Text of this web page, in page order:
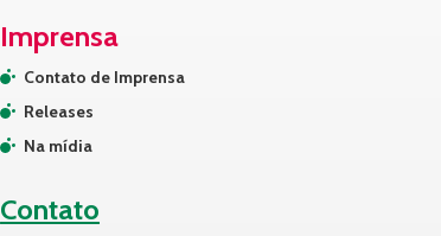
Imprensa
Contato de Imprensa
Releases
Na mídia
Contato